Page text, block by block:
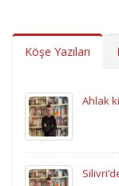
Köşe Yazıları
Ahlak